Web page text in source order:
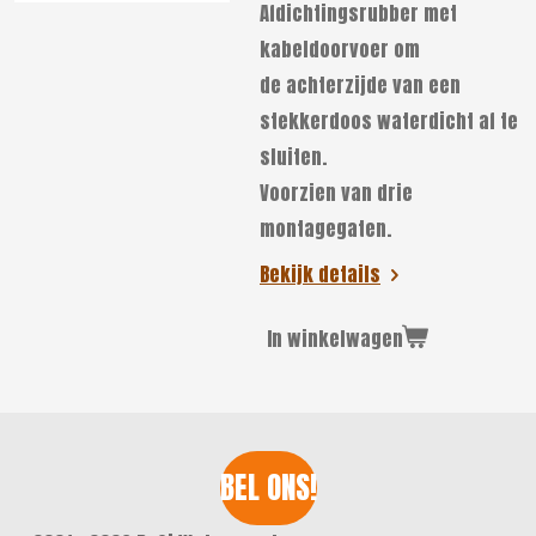
Afdichtingsrubber met
kabeldoorvoer om
de achterzijde van een
stekkerdoos waterdicht af te
sluiten.
Voorzien van drie
montagegaten.
Bekijk details
In winkelwagen
BEL ONS!